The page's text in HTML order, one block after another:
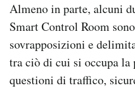
Almeno in parte, alcuni
Smart Control Room
sovrapposizioni e
tra ciò di cui si occupa
questioni di traffico,